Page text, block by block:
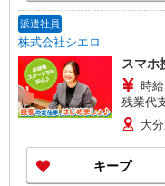
派遣社員
株式会社シエロ
スマホ
時
残業代
+゜・
万円支給(規定有) お友
ィブ支給(規定有) ★月
有）★
大
キープ